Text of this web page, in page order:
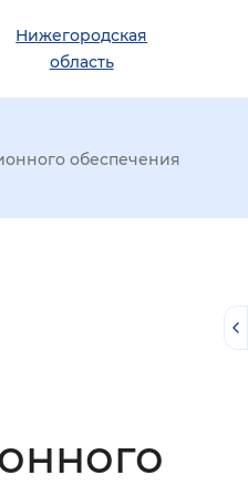
Нижегородская
область
обеспечения